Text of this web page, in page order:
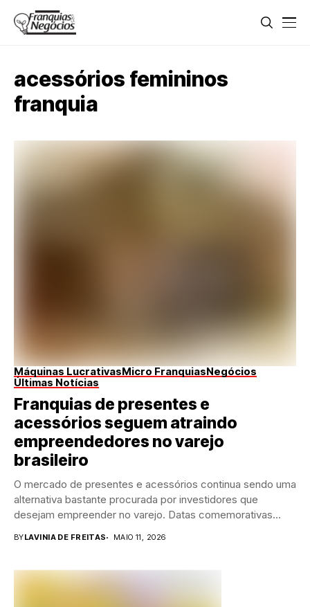
acessórios femininos
franquia
Máquinas LucrativasMicro FranquiasNegócios
Últimas Notícias
Franquias de presentes e
acessórios seguem atraindo
empreendedores no varejo
brasileiro
O mercado de presentes e acessórios continua sendo uma
alternativa bastante procurada por investidores que
desejam empreender no varejo. Datas comemorativas
BYLAVINIA DE FREITAS MAIO 11, 2026